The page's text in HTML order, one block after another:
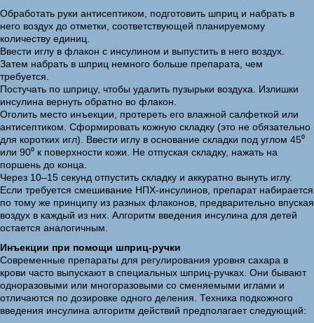
Обработать руки антисептиком, подготовить шприц и набрать в
него воздух до отметки, соответствующей планируемому
количеству единиц.
Ввести иглу в флакон с инсулином и выпустить в него воздух.
Затем набрать в шприц немного больше препарата, чем
требуется.
Постучать по шприцу, чтобы удалить пузырьки воздуха. Излишки
инсулина вернуть обратно во флакон.
Оголить место инъекции, протереть его влажной салфеткой или
антисептиком. Сформировать кожную складку (это не обязательно
для коротких игл). Ввести иглу в основание складки под углом 45⁰
или 90⁰ к поверхности кожи. Не отпуская складку, нажать на
поршень до конца.
Через 10–15 секунд отпустить складку и аккуратно вынуть иглу.
Если требуется смешивание НПХ-инсулинов, препарат набирается
по тому же принципу из разных флаконов, предварительно впуская
воздух в каждый из них. Алгоритм введения инсулина для детей
остается аналогичным.
Инъекции при помощи шприц-ручки
Современные препараты для регулирования уровня сахара в
крови часто выпускают в специальных шприц-ручках. Они бывают
одноразовыми или многоразовыми со сменяемыми иглами и
отличаются по дозировке одного деления. Техника подкожного
введения инсулина алгоритм действий предполагает следующий: